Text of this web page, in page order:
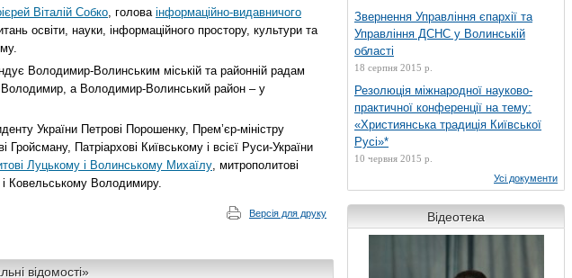
Віталій Собко, голова інформаційно-видавничого
освіти, науки, інформаційного простору, культури та
Володимир-Волинським міській та районній радам
а Володимир-Волинський район – у
України Петрові Порошенку, Прем’єр-міністру
Патріархові Київському і всієї Руси-України
Луцькому і Волинському Михаїлу, митрополитові
Ковельському Володимиру.
Версія для друку
відомості»
Звернення Управління єпархії та
Управління ДСНС у Волинській
області
18 серпня 2015 р.
Резолюція міжнародної науково-
практичної конференції на тему:
«Християнська традиція Київської
Русі»*
10 червня 2015 р.
Усі документи
Відеотека